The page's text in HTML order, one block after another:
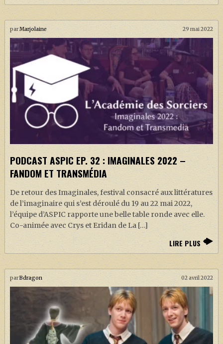
parMarjolaine 29 mai 2022
PODCAST ASPIC EP. 32 : IMAGINALES 2022 –
FANDOM ET TRANSMÉDIA
De retour des Imaginales, festival consacré aux littératures
de l’imaginaire qui s’est déroulé du 19 au 22 mai 2022,
l’équipe d’ASPIC rapporte une belle table ronde avec elle.
Co-animée avec Crys et Eridan de La […]
LIRE PLUS
parBdragon 02 avril 2022